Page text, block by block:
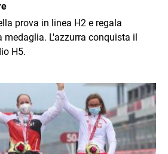
prova in linea H2 e regala
L'azzurra conquista il
H5.